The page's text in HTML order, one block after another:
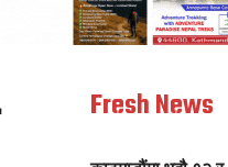
Fresh News